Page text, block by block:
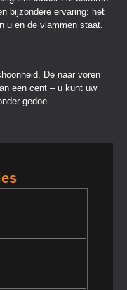
bijzondere ervaring: het
u en de vlammen staat.
De naar voren
een cent – u kunt uw
gedoe.